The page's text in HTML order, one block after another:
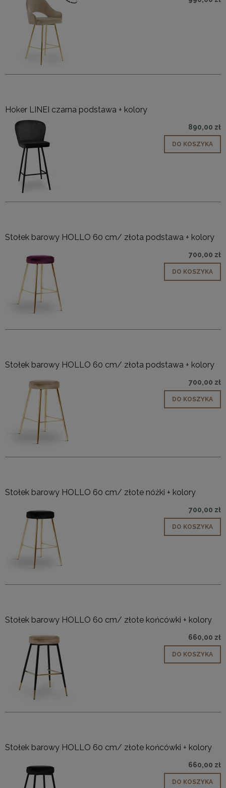
Hoker LINEI czarna podstawa + kolory
890,00 zł
DO KOSZYKA
Stołek barowy HOLLO 60 cm/ złota podstawa + kolory
700,00 zł
DO KOSZYKA
Stołek barowy HOLLO 60 cm/ złota podstawa + kolory
700,00 zł
DO KOSZYKA
Stołek barowy HOLLO 60 cm/ złote nóżki + kolory
700,00 zł
DO KOSZYKA
Stołek barowy HOLLO 60 cm/ złote końcówki + kolory
660,00 zł
DO KOSZYKA
Stołek barowy HOLLO 60 cm/ złote końcówki + kolory
660,00 zł
DO KOSZYKA